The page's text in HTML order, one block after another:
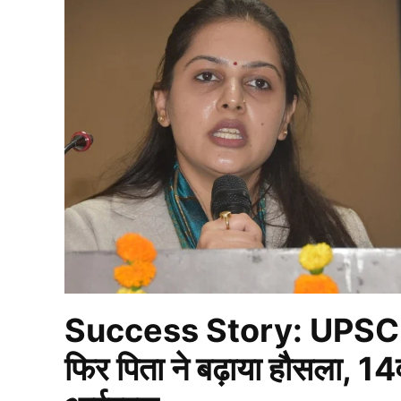
Success Story: UPSC
फिर पिता ने बढ़ाया हौसला,